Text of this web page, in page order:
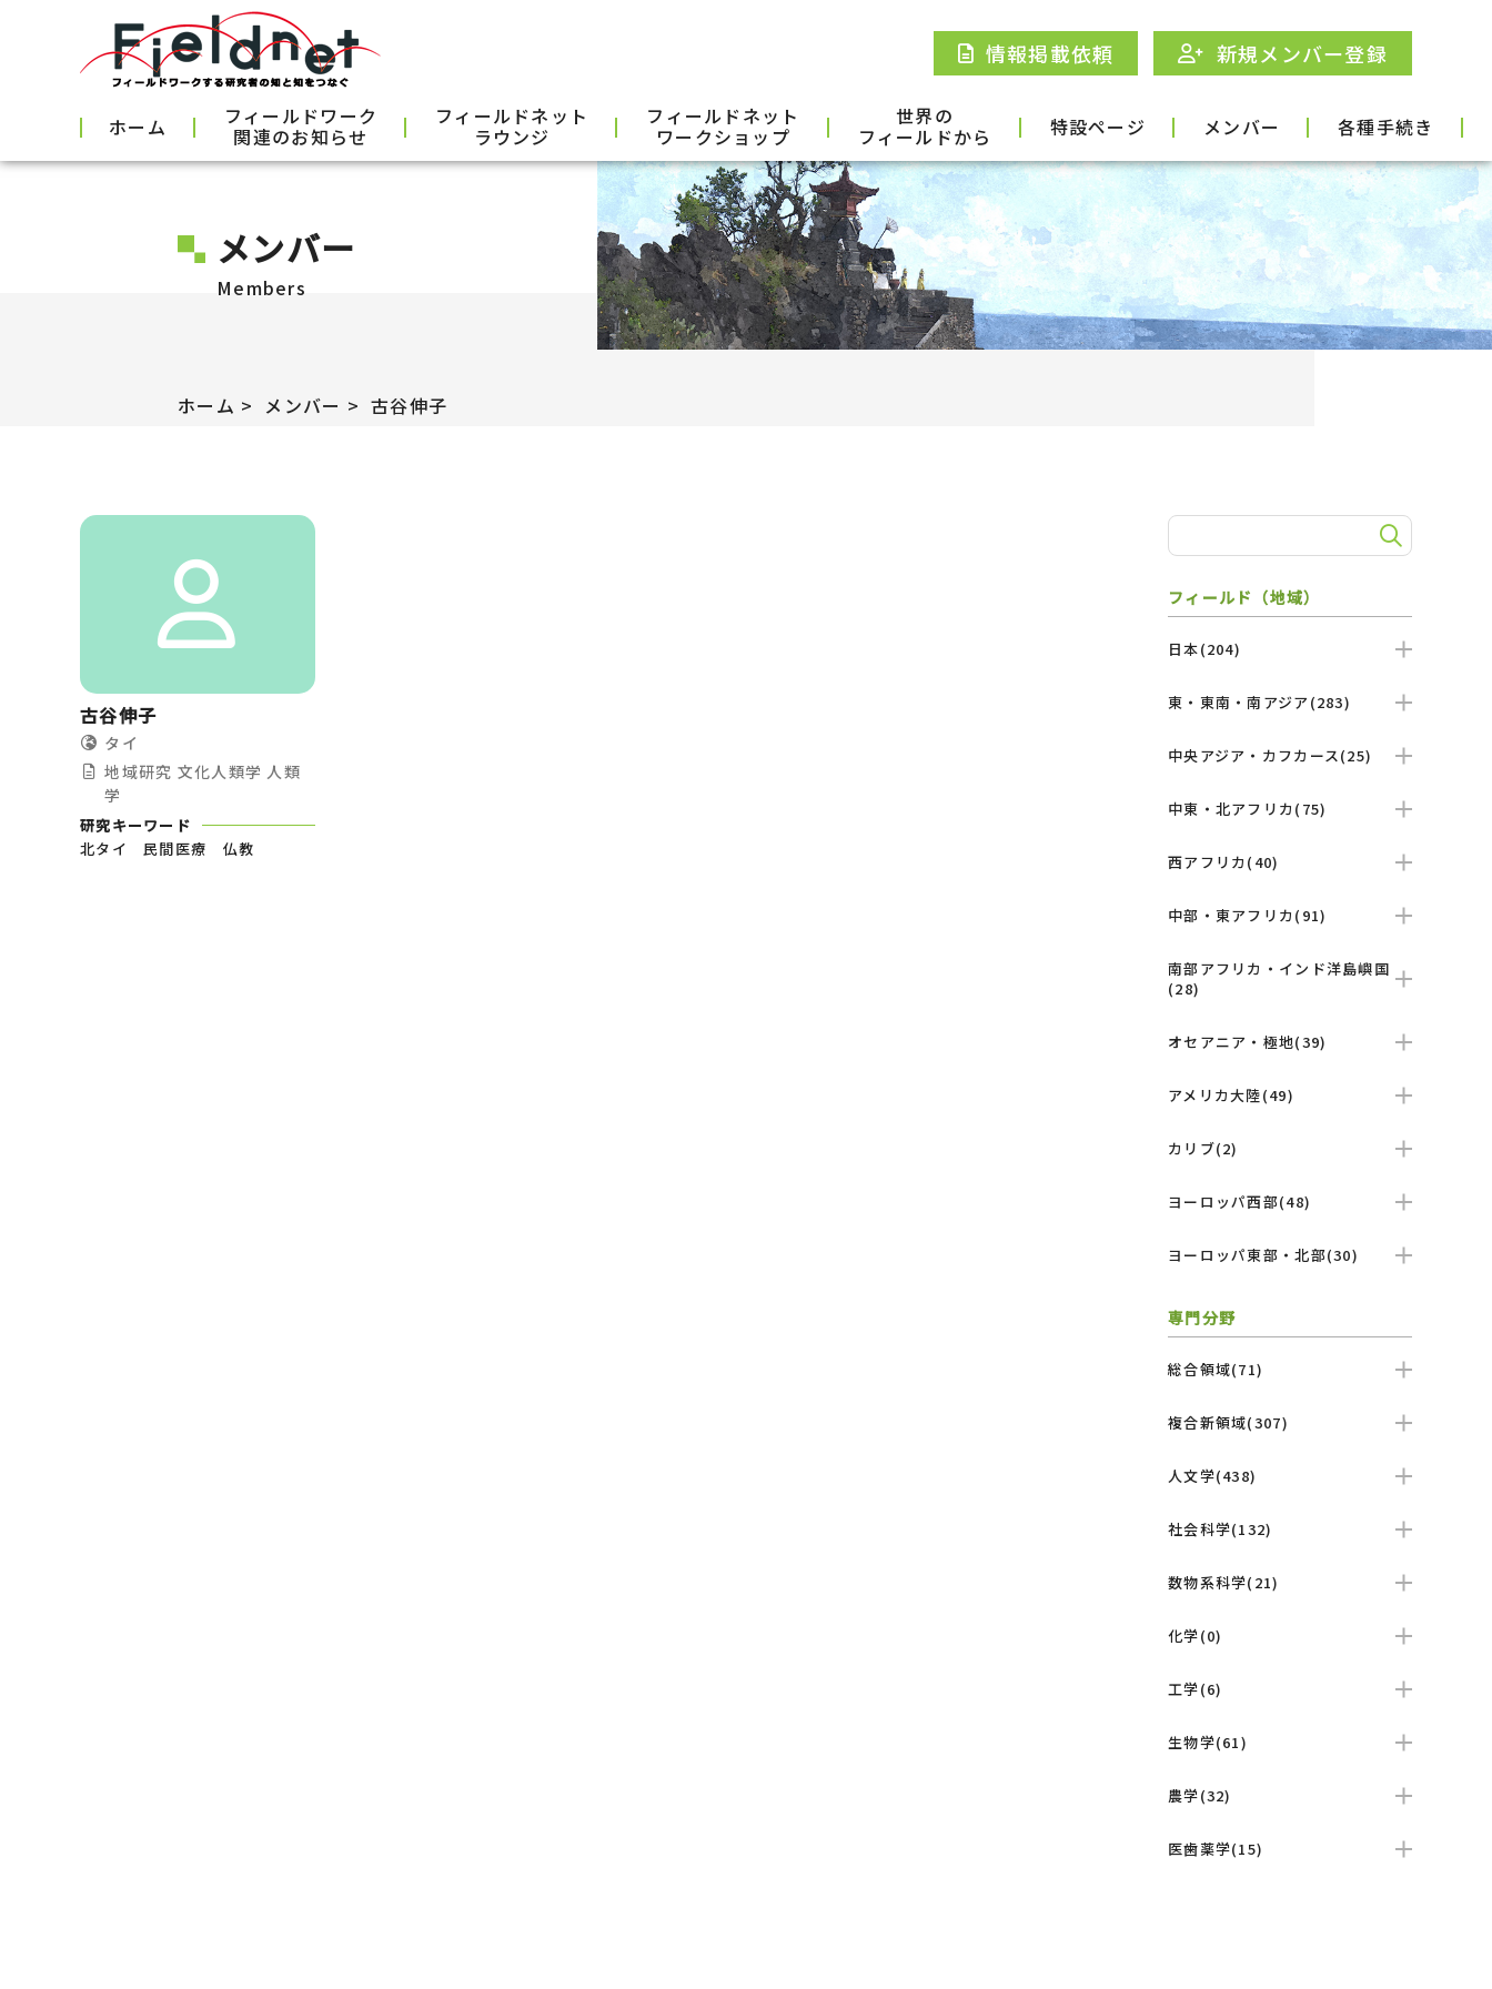
情報掲載依頼 新規メンバー登録
ホーム フィールドワーク
関連のお知らせ
フィールドネット
ラウンジ
フィールドネット
ワークショップ
世界の
フィールドから 特設ページ メンバー 各種手続き
メンバー
Members
ホーム メンバー 古谷伸子
古谷伸子
タイ
地域研究 文化人類学 人類
学
研究キーワード
北タイ 民間医療 仏教
フィールド（地域）
日本(204)
東・東南・南アジア(283)
中央アジア・カフカース(25)
中東・北アフリカ(75)
西アフリカ(40)
中部・東アフリカ(91)
南部アフリカ・インド洋島嶼国
(28)
オセアニア・極地(39)
アメリカ大陸(49)
カリブ(2)
ヨーロッパ西部(48)
ヨーロッパ東部・北部(30)
専門分野
総合領域(71)
複合新領域(307)
人文学(438)
社会科学(132)
数物系科学(21)
化学(0)
工学(6)
生物学(61)
農学(32)
医歯薬学(15)